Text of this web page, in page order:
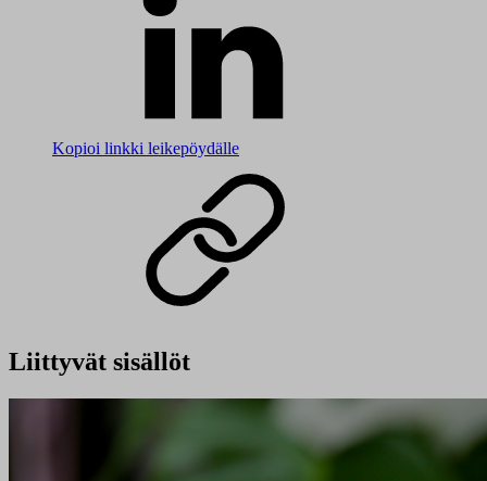
Kopioi linkki leikepöydälle
Liittyvät sisällöt